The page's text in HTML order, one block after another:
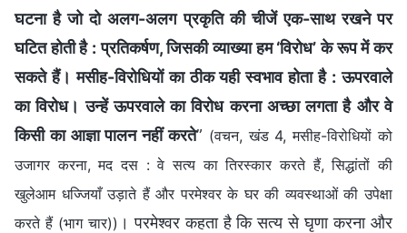
घटना है जो दो अलग-अलग प्रकृति की चीजें एक-साथ रखने पर
घटित होती है : प्रतिकर्षण, जिसकी व्याख्या हम ‘विरोध’ के रूप में कर
सकते हैं। मसीह-विरोधियों का ठीक यही स्वभाव होता है : ऊपरवाले
का विरोध। उन्हें ऊपरवाले का विरोध करना अच्छा लगता है और वे
किसी का आज्ञा पालन नहीं करते” (वचन, खंड 4, मसीह-विरोधियों को
उजागर करना, मद दस : वे सत्य का तिरस्कार करते हैं, सिद्धांतों की
खुलेआम धज्जियाँ उड़ाते हैं और परमेश्वर के घर की व्यवस्थाओं की उपेक्षा
करते हैं (भाग चार)) । परमेश्वर कहता है कि सत्य से घृणा करना और